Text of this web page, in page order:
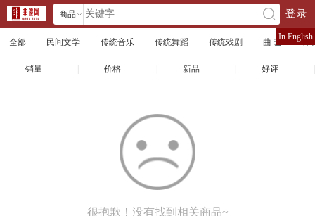
商品 󰄘 登录
全部 民间文学 传统音乐 传统舞蹈 传统戏剧 曲 艺 体
销量 价格 新品 好评
很抱歉！没有找到相关商品~
In English